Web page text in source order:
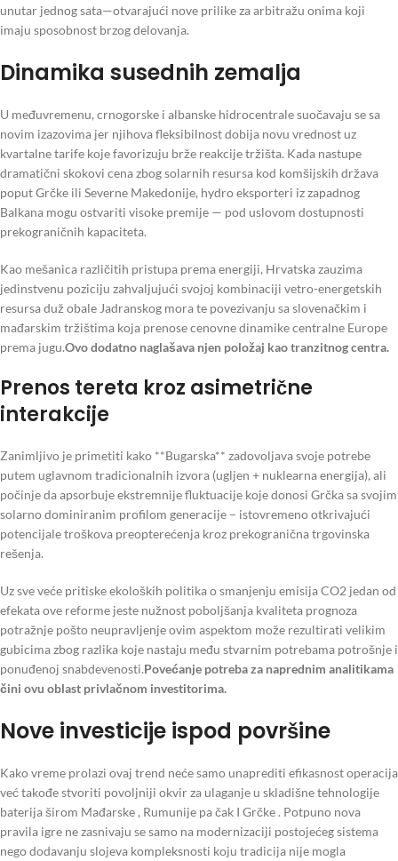
unutar jednog sata—otvarajući nove prilike za arbitražu onima koji
imaju sposobnost brzog delovanja.
Dinamika susednih zemalja
U međuvremenu, crnogorske i albanske hidrocentrale suočavaju se sa
novim izazovima jer njihova fleksibilnost dobija novu vrednost uz
kvartalne tarife koje favorizuju brže reakcije tržišta. Kada nastupe
dramatični skokovi cena zbog solarnih resursa kod komšijskih država
poput Grčke ili Severne Makedonije, hydro eksporteri iz zapadnog
Balkana mogu ostvariti visoke premije — pod uslovom dostupnosti
prekograničnih kapaciteta.
Kao mešanica različitih pristupa prema energiji, Hrvatska zauzima
jedinstvenu poziciju zahvaljujući svojoj kombinaciji vetro-energetskih
resursa duž obale Jadranskog mora te povezivanju sa slovenačkim i
mađarskim tržištima koja prenose cenovne dinamike centralne Europe
prema jugu.Ovo dodatno naglašava njen položaj kao tranzitnog centra.
Prenos tereta kroz asimetrične
interakcije
Zanimljivo je primetiti kako **Bugarska** zadovoljava svoje potrebe
putem uglavnom tradicionalnih izvora (ugljen + nuklearna energija), ali
počinje da apsorbuje ekstremnije fluktuacije koje donosi Grčka sa svojim
solarno dominiranim profilom generacije – istovremeno otkrivajući
potencijale troškova preopterećenja kroz prekogranična trgovinska
rešenja.
Uz sve veće pritiske ekoloških politika o smanjenju emisija CO2 jedan od
efekata ove reforme jeste nužnost poboljšanja kvaliteta prognoza
potražnje pošto neupravljenje ovim aspektom može rezultirati velikim
gubicima zbog razlika koje nastaju među stvarnim potrebama potrošnje i
ponuđenoj snabdevenosti.Povećanje potreba za naprednim analitikama
čini ovu oblast privlačnom investitorima.
Nove investicije ispod površine
Kako vreme prolazi ovaj trend neće samo unaprediti efikasnost operacija
već takođe stvoriti povoljniji okvir za ulaganje u skladišne tehnologije
baterija širom Mađarske , Rumunije pa čak I Grčke . Potpuno nova
pravila igre ne zasnivaju se samo na modernizaciji postojećeg sistema
nego dodavanju slojeva kompleksnosti koju tradicija nije mogla